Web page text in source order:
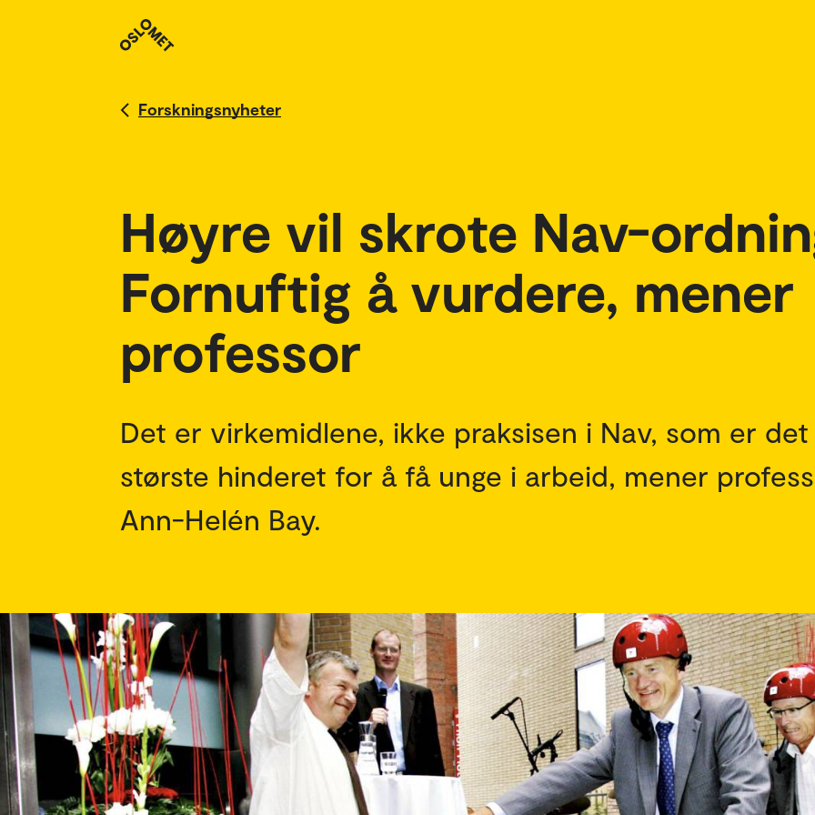
Forskningsnyheter
Høyre vil skrote Nav-
Fornuftig å vurdere, mener
professor
Det er virkemidlene, ikke praksisen i Nav, som er det
største hinderet for å få unge i arbeid, mener
Ann-Helén Bay.